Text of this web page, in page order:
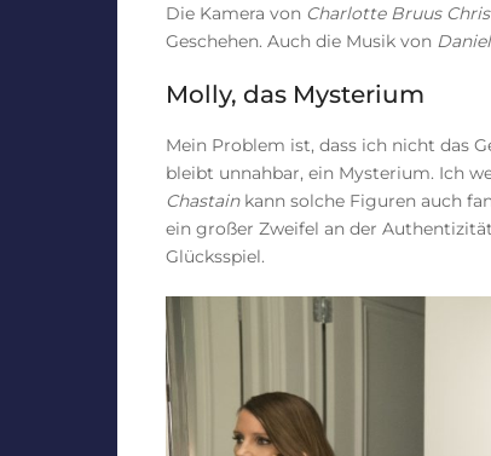
Die Kamera von Charlotte Bruus
Geschehen. Auch die Musik von
Molly, das Mysterium
Mein Problem ist, dass ich nicht das
bleibt unnahbar, ein Mysterium. Ich
Chastainkann solche Figuren auch
ein großer Zweifel an der
Glücksspiel.